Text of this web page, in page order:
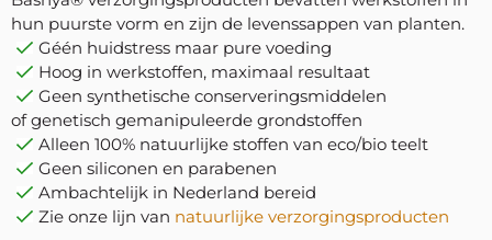
hun puurste vorm en zijn de levenssappen van planten.
Géén huidstress maar pure voeding
Hoog in werkstoffen, maximaal resultaat
Geen synthetische conserveringsmiddelen
of genetisch gemanipuleerde grondstoffen
Alleen 100% natuurlijke stoffen van eco/bio teelt
Geen siliconen en parabenen
Ambachtelijk in Nederland bereid
Zie onze lijn van natuurlijke verzorgingsproducten